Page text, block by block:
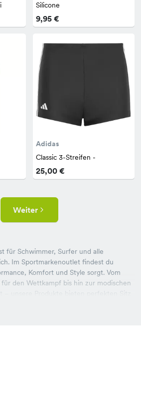
Silicone
9,95 €
Adidas
Classic 3-Streifen -
25,00 €
Weiter
für Schwimmer, Surfer und alle
Im Sportmarkenoutlet findest du
Komfort und Style sorgt. Vom
den Wettkampf bis hin zur modischen
Filialen in Denkendorf und Roth